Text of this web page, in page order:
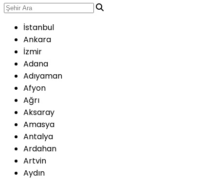
İstanbul
Ankara
İzmir
Adana
Adıyaman
Afyon
Ağrı
Aksaray
Amasya
Antalya
Ardahan
Artvin
Aydın